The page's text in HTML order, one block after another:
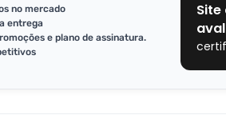
no mercado
entrega
e plano de assinatura.